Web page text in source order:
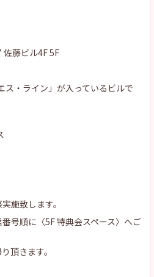
藤ビル4F 5F
・ライン」が入っているビルで
施致します。
号順に〈5F 特典会スペース〉へご
頂きます。